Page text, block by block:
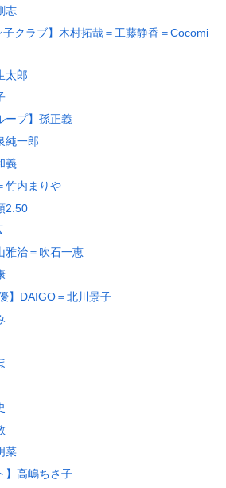
志
子クラブ】木村拓哉＝工藤静香＝Cocomi
太郎
ープ】孫正義
純一郎
義
竹内まりや
2:50
雅治＝吹石一恵
】DAIGO＝北川景子
菜
】高嶋ちさ子